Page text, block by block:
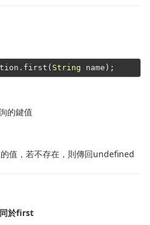
String
的鍵值
值，若不存在，則傳回undefined
於first